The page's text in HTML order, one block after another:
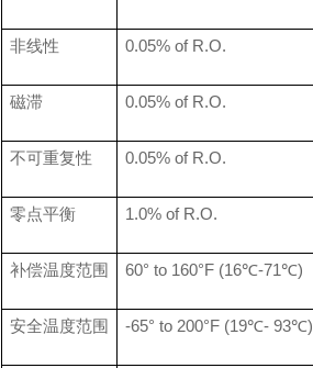
非线性 0.05% of R.O.
磁滞 0.05% of R.O.
不可重复性 0.05% of R.O.
零点平衡 1.0% of R.O.
补偿温度范围 60° to 160°F (16℃-71℃)
安全温度范围 -65° to 200°F (19℃- 93℃)